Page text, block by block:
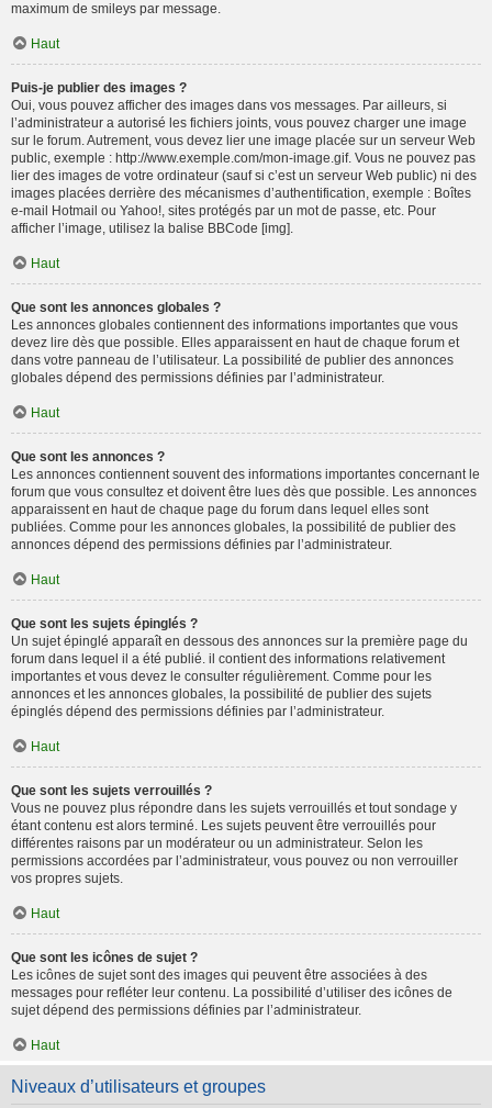
maximum de smileys par message.
Haut
Puis-je publier des images ?
Oui, vous pouvez afficher des images dans vos messages. Par ailleurs, si
l’administrateur a autorisé les fichiers joints, vous pouvez charger une image
sur le forum. Autrement, vous devez lier une image placée sur un serveur Web
public, exemple : http://www.exemple.com/mon-image.gif. Vous ne pouvez pas
lier des images de votre ordinateur (sauf si c’est un serveur Web public) ni des
images placées derrière des mécanismes d’authentification, exemple : Boîtes
e-mail Hotmail ou Yahoo!, sites protégés par un mot de passe, etc. Pour
afficher l’image, utilisez la balise BBCode [img].
Haut
Que sont les annonces globales ?
Les annonces globales contiennent des informations importantes que vous
devez lire dès que possible. Elles apparaissent en haut de chaque forum et
dans votre panneau de l’utilisateur. La possibilité de publier des annonces
globales dépend des permissions définies par l’administrateur.
Haut
Que sont les annonces ?
Les annonces contiennent souvent des informations importantes concernant le
forum que vous consultez et doivent être lues dès que possible. Les annonces
apparaissent en haut de chaque page du forum dans lequel elles sont
publiées. Comme pour les annonces globales, la possibilité de publier des
annonces dépend des permissions définies par l’administrateur.
Haut
Que sont les sujets épinglés ?
Un sujet épinglé apparaît en dessous des annonces sur la première page du
forum dans lequel il a été publié. il contient des informations relativement
importantes et vous devez le consulter régulièrement. Comme pour les
annonces et les annonces globales, la possibilité de publier des sujets
épinglés dépend des permissions définies par l’administrateur.
Haut
Que sont les sujets verrouillés ?
Vous ne pouvez plus répondre dans les sujets verrouillés et tout sondage y
étant contenu est alors terminé. Les sujets peuvent être verrouillés pour
différentes raisons par un modérateur ou un administrateur. Selon les
permissions accordées par l’administrateur, vous pouvez ou non verrouiller
vos propres sujets.
Haut
Que sont les icônes de sujet ?
Les icônes de sujet sont des images qui peuvent être associées à des
messages pour refléter leur contenu. La possibilité d’utiliser des icônes de
sujet dépend des permissions définies par l’administrateur.
Haut
Niveaux d’utilisateurs et groupes